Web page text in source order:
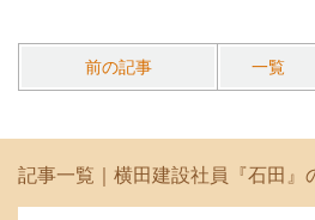
前の記事 一覧
記事一覧｜横田建設社員『石田』